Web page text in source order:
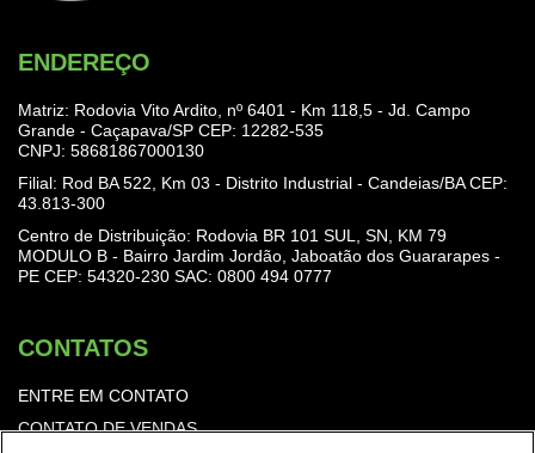
ENDEREÇO
Matriz: Rodovia Vito Ardito, nº 6401 - Km 118,5 - Jd. Campo
Grande - Caçapava/SP CEP: 12282-535
CNPJ: 58681867000130
Filial: Rod BA 522, Km 03 - Distrito Industrial - Candeias/BA CEP:
43.813-300
Centro de Distribuição: Rodovia BR 101 SUL, SN, KM 79
MODULO B - Bairro Jardim Jordão, Jaboatão dos Guararapes -
PE CEP: 54320-230 SAC: 0800 494 0777
CONTATOS
ENTRE EM CONTATO
CONTATO DE VENDAS